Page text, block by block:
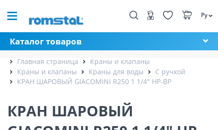
Ру
Каталог товаров
Главная страница
Краны и клапаны
Краны и клапаны
Краны для воды
С ручкой
КРАН ШАРОВЫЙ GIACOMINI R250 1 1/4" НР-ВР
КРАН ШАРОВЫЙ